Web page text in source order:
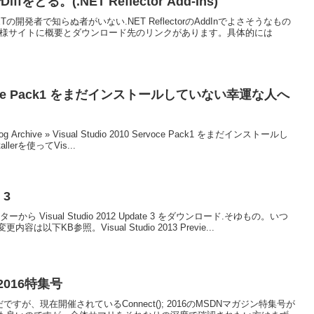
の開発者で知らぬ者がいない.NET ReflectorのAddInでよさそうなもの
サイトに概要とダウンロード先のリンクがあります。具体的には
をまだインストールしていない幸運な人へ
Archive » Visual Studio 2010 Servoce Pack1 をまだインストールし
を使ってVis...
3
ーから Visual Studio 2012 Update 3 をダウンロード.そゆもの。いつ
更内容は以下KB参照。Visual Studio 2013 Previe...
特集号
すが、現在開催されているConnect(); 2016のMSDNマガジン特集号が